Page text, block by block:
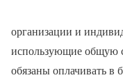
организации и
использующие общую
обязаны оплачивать в